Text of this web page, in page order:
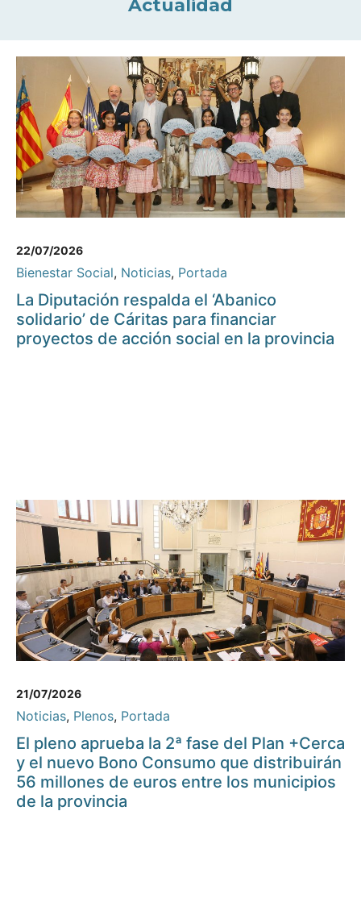
Actualidad
22/07/2026
Bienestar Social, Noticias, Portada
La Diputación respalda el ‘Abanico
solidario’ de Cáritas para financiar
proyectos de acción social en la provincia
21/07/2026
Noticias, Plenos, Portada
El pleno aprueba la 2ª fase del Plan +Cerca
y el nuevo Bono Consumo que distribuirán
56 millones de euros entre los municipios
de la provincia